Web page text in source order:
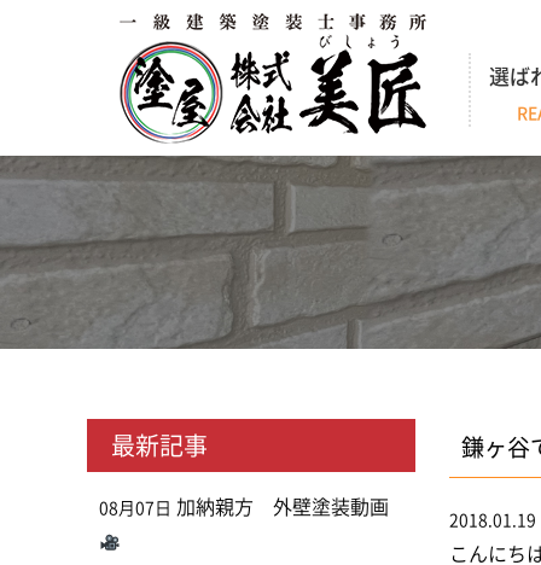
選ば
鎌ヶ谷
2018.01.19
こんにち
最新記事
08月07日 加納親方 外壁塗装動画